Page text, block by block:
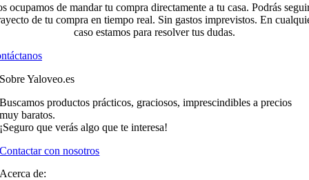
ocupamos de mandar tu compra directamente a tu casa. Podrás
de tu compra en tiempo real. Sin gastos imprevistos. En
caso estamos para resolver tus dudas.
Sobre Yaloveo.es
Buscamos productos prácticos, graciosos, imprescindibles a precios
muy baratos.
¡Seguro que verás algo que te interesa!
Contactar con nosotros
Acerca de: